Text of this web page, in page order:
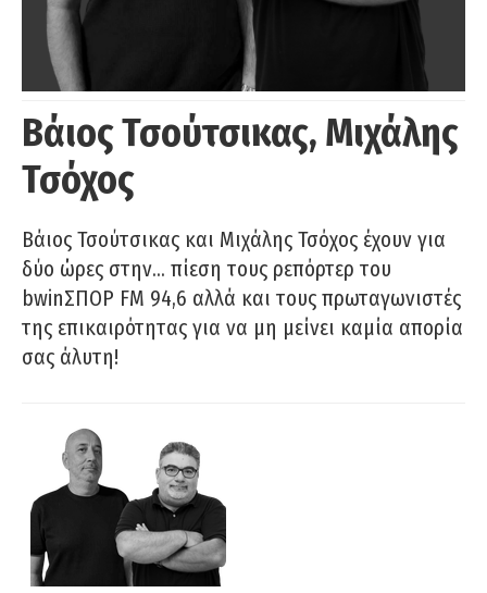
Βάιος Τσούτσικας, Μιχάλης
Τσόχος
Βάιος Τσούτσικας και Μιχάλης Τσόχος έχουν για
δύο ώρες στην… πίεση τους ρεπόρτερ του
bwinΣΠΟΡ FM 94,6 αλλά και τους πρωταγωνιστές
της επικαιρότητας για να μη μείνει καμία απορία
σας άλυτη!